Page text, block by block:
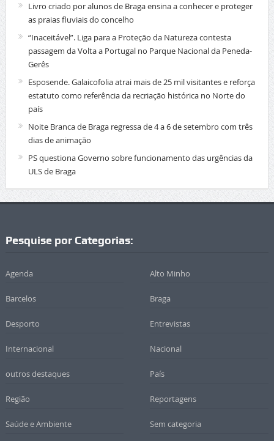
Livro criado por alunos de Braga ensina a conhecer e proteger
as praias fluviais do concelho
“Inaceitável”. Liga para a Proteção da Natureza contesta
passagem da Volta a Portugal no Parque Nacional da Peneda-
Gerês
Esposende. Galaicofolia atrai mais de 25 mil visitantes e reforça
estatuto como referência da recriação histórica no Norte do
país
Noite Branca de Braga regressa de 4 a 6 de setembro com três
dias de animação
PS questiona Governo sobre funcionamento das urgências da
ULS de Braga
Pesquise por Categorias:
Agenda Alto Minho
Barcelos Braga
Desporto Entrevistas
Internacional Nacional
outros destaques País
Região Reportagens
Saúde e Ambiente Sem categoria